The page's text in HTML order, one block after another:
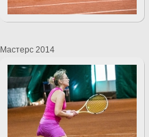
Мастерс 2014